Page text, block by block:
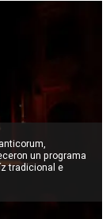
un programa
tradicional e